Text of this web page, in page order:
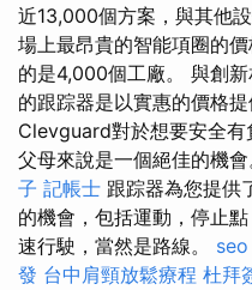
近13,000個方案，與其他
場上最昂貴的智能項圈的
的是4,000個工廠。 與創
的跟踪器是以實惠的價格
Clevguard對於想要安全有
父母來說是一個絕佳的機會
子 記帳士 跟踪器為您提供
的機會，包括運動，停止
速行駛，當然是路線。 seo
發 台中肩頸放鬆療程 杜拜